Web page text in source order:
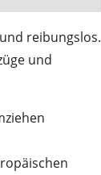
reibungslos.
und